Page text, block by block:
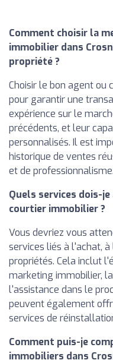
Comment choisir la
immobilier dans
propriété ?
Choisir le bon agent ou
pour garantir une
expérience sur le
précédents, et leur
personnalisés. Il est
historique de ventes
et de professionnalisme.
Quels services dois-
courtier immobilier ?
Vous devriez vous
services liés à l'achat,
propriétés. Cela inclut
marketing immobilier,
l'assistance dans le
peuvent également
services de
Comment puis-je
immobiliers dans